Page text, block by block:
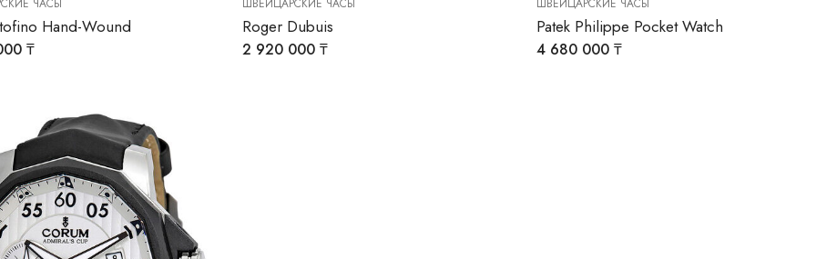
ЧАСЫ
Hand-Wound
₸
ШВЕЙЦАРСКИЕ ЧАСЫ
Roger Dubuis
2 920 000₸
ШВЕЙЦАРСКИЕ ЧАСЫ
Patek Philippe Pocket Watch
4 680 000 ₸